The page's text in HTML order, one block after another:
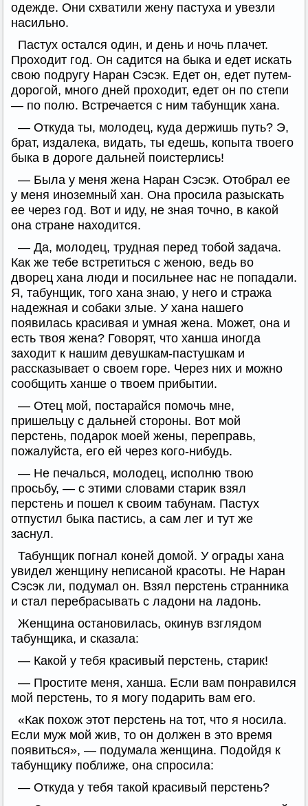
одежде. Они схватили жену пастуха и увезли
насильно.
Пастух остался один, и день и ночь плачет.
Проходит год. Он садится на быка и едет искать
свою подругу Наран Сэсэк. Едет он, едет путем-
дорогой, много дней проходит, едет он по степи
— по полю. Встречается с ним табунщик хана.
— Откуда ты, молодец, куда держишь путь? Э,
брат, издалека, видать, ты едешь, копыта твоего
быка в дороге дальней поистерлись!
— Была у меня жена Наран Сэсэк. Отобрал ее
у меня иноземный хан. Она просила разыскать
ее через год. Вот и иду, не зная точно, в какой
она стране находится.
— Да, молодец, трудная перед тобой задача.
Как же тебе встретиться с женою, ведь во
дворец хана люди и посильнее нас не попадали.
Я, табунщик, того хана знаю, у него и стража
надежная и собаки злые. У хана нашего
появилась красивая и умная жена. Может, она и
есть твоя жена? Говорят, что ханша иногда
заходит к нашим девушкам-пастушкам и
рассказывает о своем горе. Через них и можно
сообщить ханше о твоем прибытии.
— Отец мой, постарайся помочь мне,
пришельцу с дальней стороны. Вот мой
перстень, подарок моей жены, переправь,
пожалуйста, его ей через кого-нибудь.
— Не печалься, молодец, исполню твою
просьбу, — с этими словами старик взял
перстень и пошел к своим табунам. Пастух
отпустил быка пастись, а сам лег и тут же
заснул.
Табунщик погнал коней домой. У ограды хана
увидел женщину неписаной красоты. Не Наран
Сэсэк ли, подумал он. Взял перстень странника
и стал перебрасывать с ладони на ладонь.
Женщина остановилась, окинув взглядом
табунщика, и сказала:
— Какой у тебя красивый перстень, старик!
— Простите меня, ханша. Если вам понравился
мой перстень, то я могу подарить вам его.
«Как похож этот перстень на тот, что я носила.
Если муж мой жив, то он должен в это время
появиться», — подумала женщина. Подойдя к
табунщику поближе, она спросила:
— Откуда у тебя такой красивый перстень?